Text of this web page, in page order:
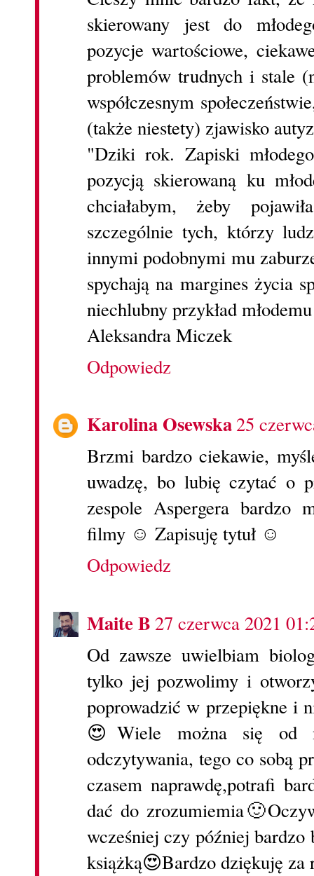
skierowany jest do
pozycje wartościowe,
problemów trudnych i stale
współczesnym
(także niestety) zjawisko
"Dziki rok. Zapiski
pozycją skierowaną ku
chciałabym, żeby
szczególnie tych, którzy
innymi podobnymi mu
spychają na margines życia
niechlubny przykład
Aleksandra Miczek
Odpowiedz
Karolina Osewska25
Brzmi bardzo ciekawie,
uwadzę, bo lubię czytać o
zespole Aspergera bardzo
filmy ☺ Zapisuję tytuł ☺
Odpowiedz
Maite B 27 czerwca 2021
Od zawsze uwielbiam
tylko jej pozwolimy i
poprowadzić w przepiękne i
😍Wiele można się
odczytywania, tego co sobą
czasem naprawdę,potrafi
dać do
wcześniej czy później bardzo
książką😍Bardzo dziękuję